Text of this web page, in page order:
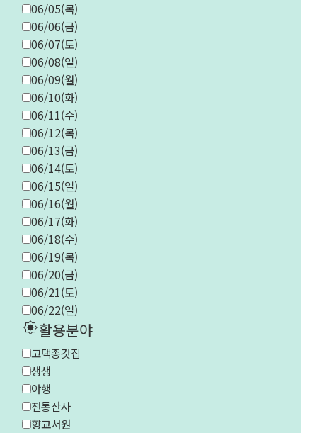
06/05(목)
06/06(금)
06/07(토)
06/08(일)
06/09(월)
06/10(화)
06/11(수)
06/12(목)
06/13(금)
06/14(토)
06/15(일)
06/16(월)
06/17(화)
06/18(수)
06/19(목)
06/20(금)
06/21(토)
06/22(일)
explosion활용분야
고택종갓집
생생
야행
전통산사
향교서원